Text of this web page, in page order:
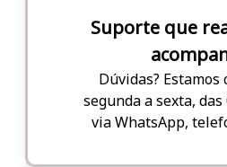
Suporte que
Dúvidas? Estamos
segunda a sexta, das
via WhatsApp,